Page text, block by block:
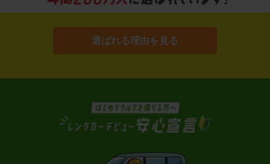
選ばれる理由を見る